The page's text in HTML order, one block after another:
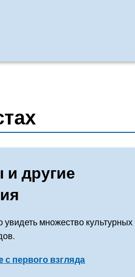
другие
множество культурных
с первого взгляда